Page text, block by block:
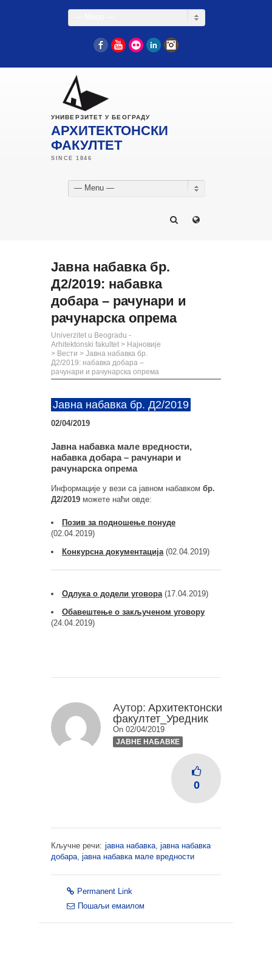
FacebookYouTube
Flickr LinkedIn
УНИВЕРЗИТЕТ У БЕОГРАДУ
АРХИТЕКТОНСКИ
ФАКУЛТЕТ
— Menu —
Јавна набавка бр.
Д2/2019: набавка
добара – рачунари и
рачунарска опрема
Univerzitet u Beogradu -
Arhitektonski fakultet > Најновије
> Вести > Јавна набавка бр.
Д2/2019: набавка добара –
рачунари и рачунарска опрема
Јавна набавка бр. Д2/2019
02/04/2019
Јавна набавка мале вредности,
набавка добара – рачунари и
рачунарска опрема
Информације у вези са јавном набавком бр.
Д2/2019 можете наћи овде:
Позив за подношење понуде
(02.04.2019)
Конкурсна документација(02.04.2019)
Одлука о додели уговора(17.04.2019)
Обавештење о закљученом уговору
(24.04.2019)
Аутор: Архитектонски
факултет_Уредник
On 02/04/2019
ЈАВНЕ НАБАВКЕ
0
Кључне речи: јавна набавка, јавна набавка
добара, јавна набавка мале вредности
Permanent Link
Пошаљи емаилом